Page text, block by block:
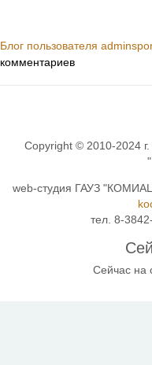
Блог пользователя
комментариев
Copyright © 2010-2024
web-студия ГАУЗ
тел. 8-
Сейчас на